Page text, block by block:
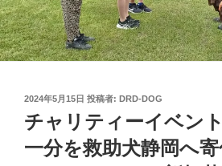
投
日:
2024年5月15日 投稿者: DRD-DOG
チャリティーイベン
一分を救助犬静岡へ